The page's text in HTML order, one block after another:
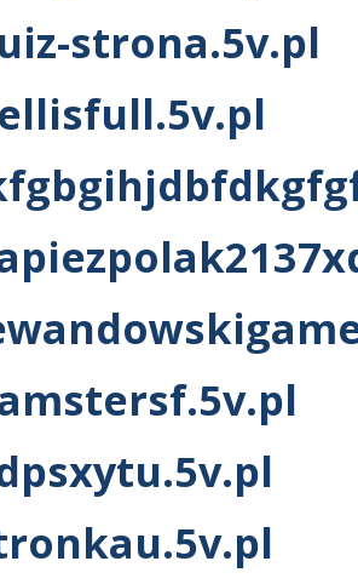
strona.5v.pl